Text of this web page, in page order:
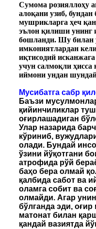
Сумома розияллоҳу
алоқани узиб, бундан
мушрикларга ҳеч
эълон қилиши унинг
бошланди. Шу билан
имкониятлардан
иқтисодий
учун салмоқли
иймони ундан
Мусибатга сабр
Баъзи
қийинчиликлар
оғирлашадиган
Улар назарида
кўриниб,
олади. Бундай
ўзини йўқотгани
атрофида рўй
баҳо бера олмай
қалбида сабот ва
оламга собит ва
олмайди. Агар
бўлганда эди,
матонат билан
қандай вазиятда